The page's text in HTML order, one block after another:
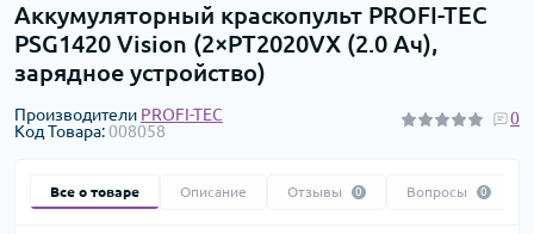
Аккумуляторный краскопульт PROFI-TEC
PSG1420 Vision (2×PT2020VX (2.0 Ач),
зарядное устройство)
Производители PROFI-TEC
Код Товара:008058
0
Все о товаре Описание Отзывы 0 Вопросы 0